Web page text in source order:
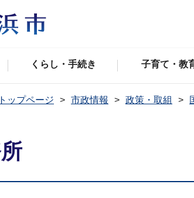
くらし・手続き 子育て・教
ップページ 市政情報 政策・取組